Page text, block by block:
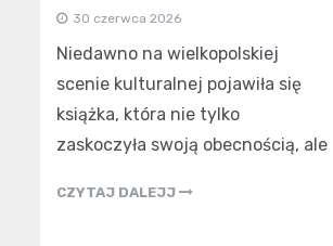
30 czerwca 2026
Niedawno na wielkopolskiej
scenie kulturalnej pojawiła się
książka, która nie tylko
zaskoczyła swoją obecnością, ale
CZYTAJ DALEJJ